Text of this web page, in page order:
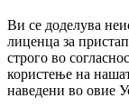
Ви се доделува
лиценца за
строго во
користење на
наведени во овие